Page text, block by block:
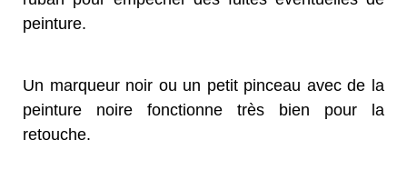
peinture.
Un marqueur noir ou un petit pinceau avec de la
peinture noire fonctionne très bien pour la
retouche.